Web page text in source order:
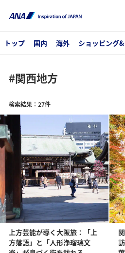
トップ 国内 海外 ショッピング
#関西地方
検索結果：27件
上方芸能が導く大阪旅：「上
方落語」と「人形浄瑠璃文